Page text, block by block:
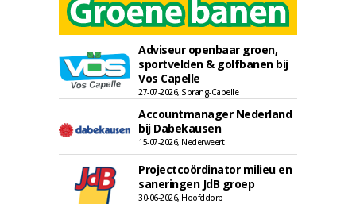
Adviseur openbaar groen,
sportvelden & golfbanen bij
Vos Capelle
27-07-2026, Sprang-Capelle
Accountmanager Nederland
bij Dabekausen
15-07-2026, Nederweert
Projectcoördinator milieu en
saneringen JdB groep
30-06-2026, Hoofddorp